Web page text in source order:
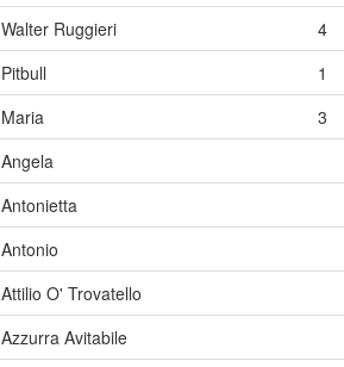
Walter Ruggieri
4
Pitbull
1
Maria
3
Angela
Antonietta
Antonio
Attilio O' Trovatello
Azzurra Avitabile